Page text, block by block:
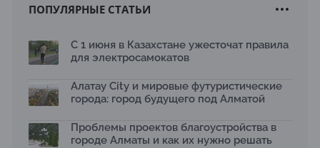
Новый Строительный кодекс: что изменилось для
Бауыржана Байбахтиева
17.07.2026
рободоставки в Астане
15.07.2026
2026 принимает заявки до 31 июля
13.07.2026
ПОПУЛЯРНЫЕ СТАТЬИ
С 1 июня в Казахстане ужесточат правила
для электросамокатов
Алатау City и мировые футуристические
города: город будущего под Алматой
Проблемы проектов благоустройства в
городе Алматы и как их нужно решать